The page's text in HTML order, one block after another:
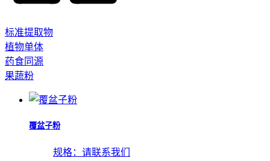
标准提取物
植物单体
药食同源
果蔬粉
覆盆子粉
规格： 请联系我们